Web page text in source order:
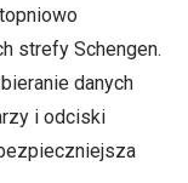
strefy Schengen.
danych
i odciski